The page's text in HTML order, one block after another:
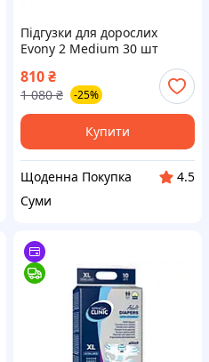
Підгузки для дорослих
Evony 2 Medium 30 шт
810₴
1 080 ₴ -25%
Купити
Щоденна Покупка
4.5
Суми